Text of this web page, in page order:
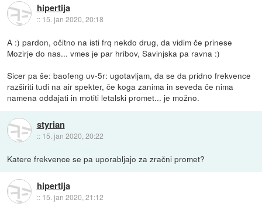
hipertija
:: 15. jan 2020, 20:18
A :) pardon, očitno na isti frq nekdo drug, da vidim če prinese
Mozirje do nas... vmes je par hribov, Savinjska pa ravna :)
Sicer pa še: baofeng uv-5r: ugotavljam, da se da pridno frekvence
razširiti tudi na air spekter, če koga zanima in seveda če nima
namena oddajati in motiti letalski promet... je možno.
styrian
:: 15. jan 2020, 20:22
Katere frekvence se pa uporabljajo za zračni promet?
hipertija
:: 15. jan 2020, 21:12